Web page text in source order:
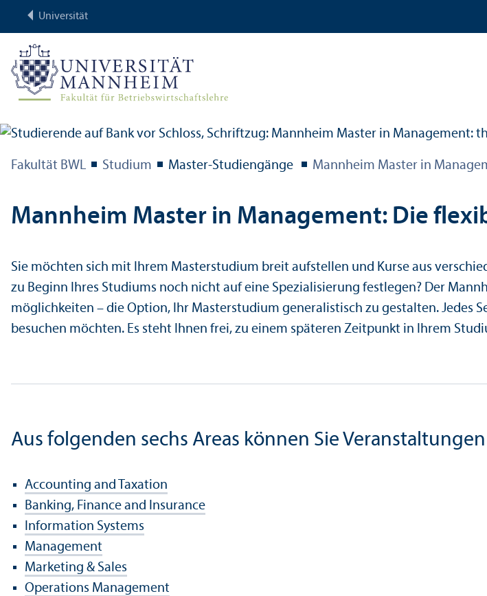
Universität
Fakultät BWL Studium Master-Studien­gänge Mannheim Master in
Mannheim Master in Management: Die
Sie möchten sich mit Ihrem Master­studium breit aufstellen und Kurse aus
zu Beginn Ihres Studiums noch nicht auf eine Spezialisierung festlegen? Der
möglichkeiten – die Option, Ihr Master­studium generalistisch zu gestalten. Jedes
besuchen möchten. Es steht Ihnen frei, zu einem späteren Zeitpunkt in Ihrem
Aus folgenden sechs Areas können Sie
Accounting and Taxation
Banking, Finance and Insurance
Information Systems
Management
Marketing & Sales
Operations Management